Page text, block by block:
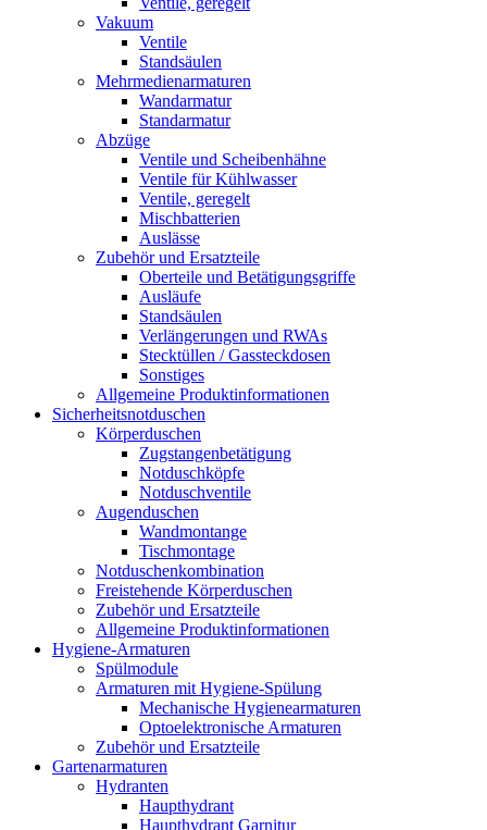
Vakuum
Ventile
Standsäulen
Mehrmedienarmaturen
Wandarmatur
Standarmatur
Abzüge
Ventile und Scheibenhähne
Ventile für Kühlwasser
Ventile, geregelt
Mischbatterien
Auslässe
Zubehör und Ersatzteile
Oberteile und Betätigungsgriffe
Ausläufe
Standsäulen
Verlängerungen und RWAs
Stecktüllen / Gassteckdosen
Sonstiges
Allgemeine Produktinformationen
Sicherheitsnotduschen
Körperduschen
Zugstangenbetätigung
Notduschköpfe
Notduschventile
Augenduschen
Wandmontange
Tischmontage
Notduschenkombination
Freistehende Körperduschen
Zubehör und Ersatzteile
Allgemeine Produktinformationen
Hygiene-Armaturen
Spülmodule
Armaturen mit Hygiene-Spülung
Mechanische Hygienearmaturen
Optoelektronische Armaturen
Zubehör und Ersatzteile
Gartenarmaturen
Hydranten
Haupthydrant
Haupthydrant Garnitur